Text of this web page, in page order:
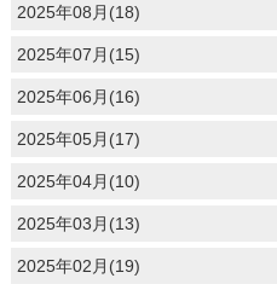
2025年08月(18)
2025年07月(15)
2025年06月(16)
2025年05月(17)
2025年04月(10)
2025年03月(13)
2025年02月(19)